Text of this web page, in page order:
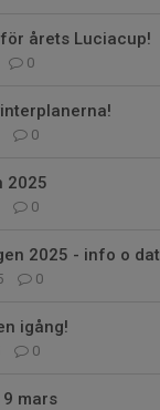
årets Luciacup!
0
0
2025
0
2025 - info o
0
igång!
0
mars